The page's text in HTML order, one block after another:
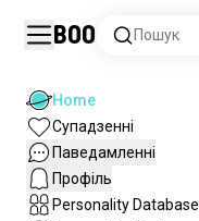
Boo Пошук
Home
Супадзенні
Паведамленні
Профіль
Personality Database